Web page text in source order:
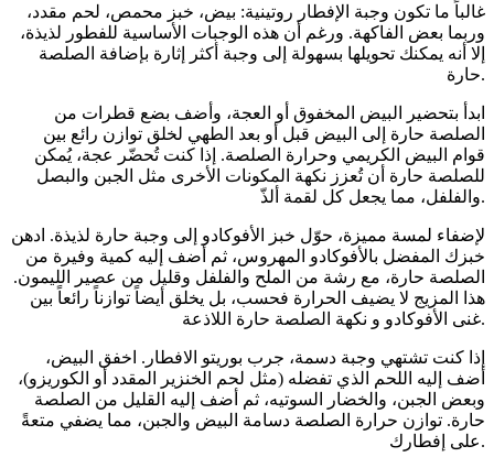
غالباً ما تكون وجبة الإفطار روتينية: بيض، خبز محمص، لحم مقدد،
وربما بعض الفاكهة. ورغم أن هذه الوجبات الأساسية للفطور لذيذة،
إلا أنه يمكنك تحويلها بسهولة إلى وجبة أكثر إثارة بإضافة الصلصة
حارة.
ابدأ بتحضير البيض المخفوق أو العجة، وأضف بضع قطرات من
الصلصة حارة إلى البيض قبل أو بعد الطهي لخلق توازن رائع بين
قوام البيض الكريمي وحرارة الصلصة. إذا كنت تُحضّر عجة، يُمكن
للصلصة حارة أن تُعزز نكهة المكونات الأخرى مثل الجبن والبصل
والفلفل، مما يجعل كل لقمة ألذّ.
لإضفاء لمسة مميزة، حوّل خبز الأفوكادو إلى وجبة حارة لذيذة. ادهن
خبزك المفضل بالأفوكادو المهروس، ثم أضف إليه كمية وفيرة من
الصلصة حارة، مع رشة من الملح والفلفل وقليل من عصير الليمون.
هذا المزيج لا يضيف الحرارة فحسب، بل يخلق أيضاً توازناً رائعاً بين
غنى الأفوكادو و نكهة الصلصة حارة اللاذعة.
إذا كنت تشتهي وجبة دسمة، جرب بوريتو الافطار. اخفق البيض،
أضف إليه اللحم الذي تفضله (مثل لحم الخنزير المقدد أو الكوريزو)،
وبعض الجبن، والخضار السوتيه، ثم أضف إليه القليل من الصلصة
حارة. توازن حرارة الصلصة دسامة البيض والجبن، مما يضفي متعةً
على إفطارك.